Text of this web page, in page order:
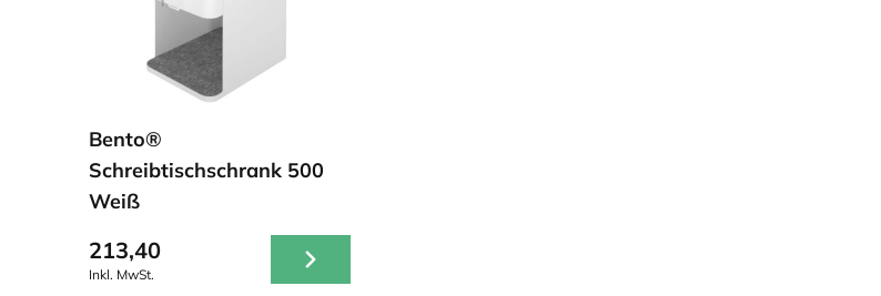
Bento®
Schreibtischschrank 500
Weiß
213,40
Inkl. MwSt.